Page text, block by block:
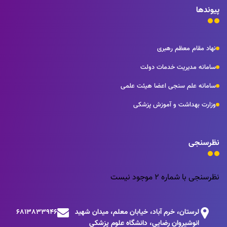
پیوندها
نهاد مقام معظم رهبری
سامانه مدیریت خدمات دولت
سامانه علم سنجی اعضا هیئت علمی
وزارت بهداشت و آموزش پزشکی
نظرسنجی
نظرسنجی با شماره 2 موجود نیست
لرستان، خرم آباد، خیابان معلم، میدان شهید
انوشیروان رضایی، دانشگاه علوم پزشکی
6813833946